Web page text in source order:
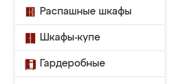
Распашные шкафы
Шкафы-купе
Гардеробные